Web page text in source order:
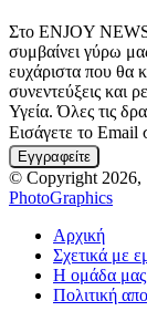
Στο ENJOY NEWS
συμβαίνει γύρω
ευχάριστα που θα
συνεντεύξεις και
Υγεία. Όλες τις
Εισάγετε το Email
© Copyright 2026,
PhotoGraphics
Αρχική
Σχετικά με
Η ομάδα μας
Πολιτική